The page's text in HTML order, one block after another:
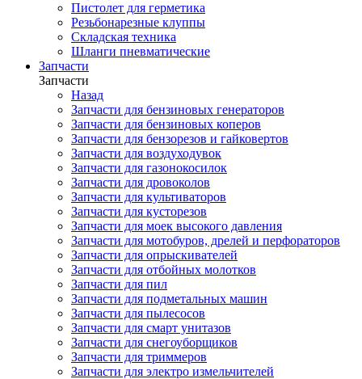
Пистолет для герметика
Резьбонарезные клуппы
Складская техника
Шланги пневматические
Запчасти
Запчасти
Назад
Запчасти для бензиновых генераторов
Запчасти для бензиновых коперов
Запчасти для бензорезов и гайковертов
Запчасти для воздуходувок
Запчасти для газонокосилок
Запчасти для дровоколов
Запчасти для культиваторов
Запчасти для кусторезов
Запчасти для моек высокого давления
Запчасти для мотобуров, дрелей и перфораторов
Запчасти для опрыскивателей
Запчасти для отбойных молотков
Запчасти для пил
Запчасти для подметальных машин
Запчасти для пылесосов
Запчасти для смарт унитазов
Запчасти для снегоуборщиков
Запчасти для триммеров
Запчасти для электро измельчителей